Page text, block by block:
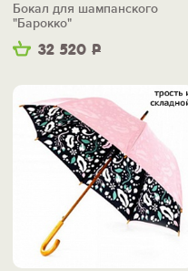
32 520 Р
Бокал для шампанского
"Барокко"